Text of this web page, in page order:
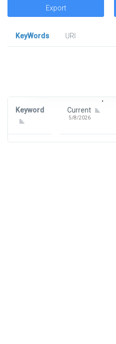
Export
KeyWords
URl
Keyword Current
5/8/2026